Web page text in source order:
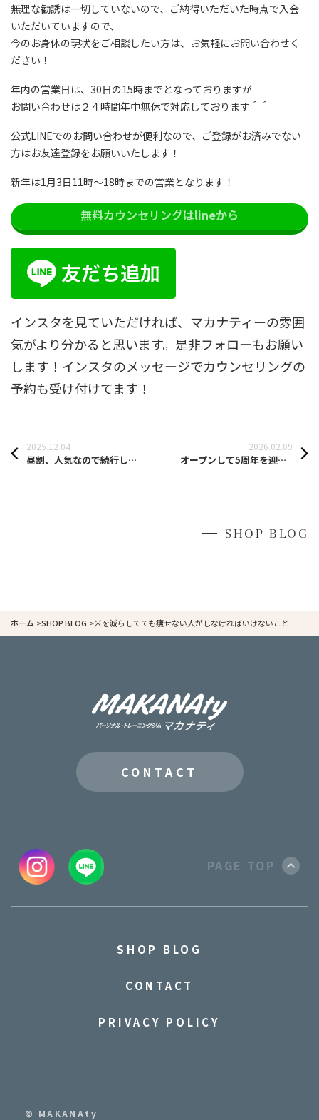
無理な勧誘は一切していないので、ご納得いただいた時点で入会
いただいていますので、
今のお身体の現状をご相談したい方は、お気軽にお問い合わせく
ださい！
年内の営業日は、30日の15時までとなっておりますが
お問い合わせは２４時間年中無休で対応しております＾＾
公式LINEでのお問い合わせが便利なので、ご登録がお済みでない
方はお友達登録をお願いいたします！
新年は1月3日11時〜18時までの営業となります！
無料カウンセリングはlineから
インスタを見ていただければ、マカナティーの雰囲
気がより分かると思います。是非フォローもお願い
します！インスタのメッセージでカウンセリングの
予約も受け付けてます！
2025.12.04
昼割、人気なので続行します！さらに特典あり
2026.02.09
オープンして5周年を迎えました！キャンペーンあり
SHOP BLOG
ホーム SHOP BLOG 米を減らしてても痩せない人がしなければいけないこと
CONTACT
PAGE TOP
SHOP BLOG
CONTACT
PRIVACY POLICY
© MAKANAty